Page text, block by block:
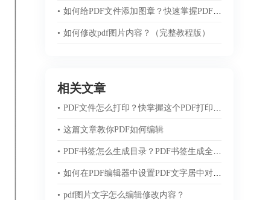
• 如何给PDF文件添加图章？快速掌握PDF图章添加方法！
• 如何修改pdf图片内容？（完整教程版）
相关文章
• PDF文件怎么打印？快掌握这个PDF打印技巧！
• 这篇文章教你PDF如何编辑
• PDF书签怎么生成目录？PDF书签生成全教程版
• 如何在PDF编辑器中设置PDF文字居中对齐？
• pdf图片文字怎么编辑修改内容？